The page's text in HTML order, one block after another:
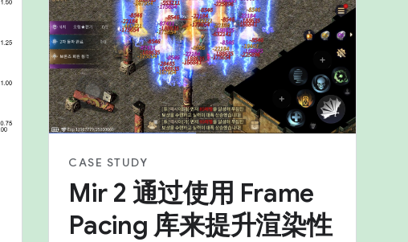
CASE STUDY
Mir 2 通过使用 Frame
Pacing 库来提升渲染性